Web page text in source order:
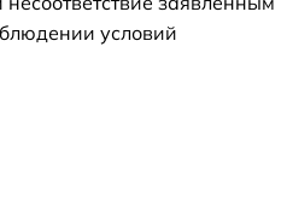
условий